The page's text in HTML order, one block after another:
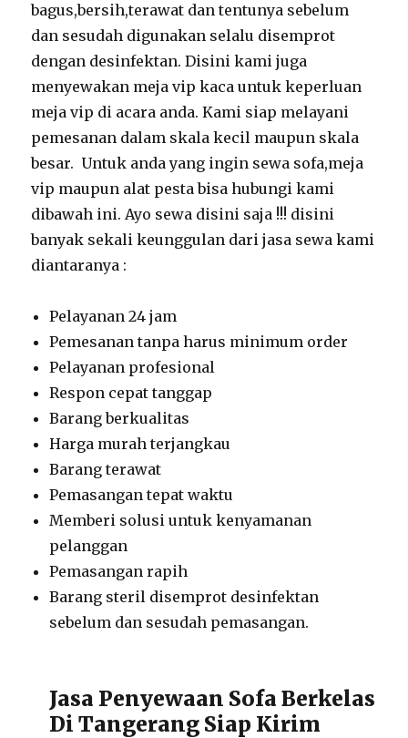
bagus,bersih,terawat dan tentunya sebelum
dan sesudah digunakan selalu disemprot
dengan desinfektan. Disini kami juga
menyewakan meja vip kaca untuk keperluan
meja vip di acara anda. Kami siap melayani
pemesanan dalam skala kecil maupun skala
besar. Untuk anda yang ingin sewa sofa,meja
vip maupun alat pesta bisa hubungi kami
dibawah ini. Ayo sewa disini saja !!! disini
banyak sekali keunggulan dari jasa sewa kami
diantaranya :
Pelayanan 24 jam
Pemesanan tanpa harus minimum order
Pelayanan profesional
Respon cepat tanggap
Barang berkualitas
Harga murah terjangkau
Barang terawat
Pemasangan tepat waktu
Memberi solusi untuk kenyamanan
pelanggan
Pemasangan rapih
Barang steril disemprot desinfektan
sebelum dan sesudah pemasangan.
Jasa Penyewaan Sofa Berkelas
Di Tangerang Siap Kirim